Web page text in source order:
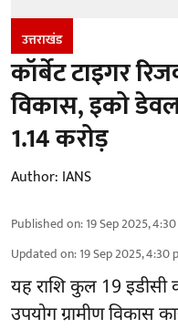
उत्तराखंड
कॉर्बेट टाइगर
विकास, इको
1.14 करोड़
Author: IANS
Published on:19 Sep 2025,
Updated on:19 Sep 2025, 4:30
यह राशि कुल 19
उपयोग ग्रामीण विकास